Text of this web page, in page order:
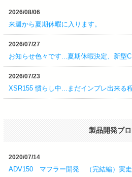
2026/08/06
来週から夏期休暇に入ります。
2026/07/27
お知らせ色々です...夏期休暇決定、新型
2026/07/23
XSR155 慣らし中...まだインプレ出来る
製品開発ブ
2020/07/14
ADV150 マフラー開発 （完結編）実走